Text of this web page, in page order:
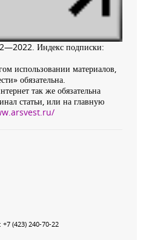
Индекс подписки:
использовании материалов,
обязательна.
так же обязательна
статьи, или на главную
+7 (423) 240-70-22